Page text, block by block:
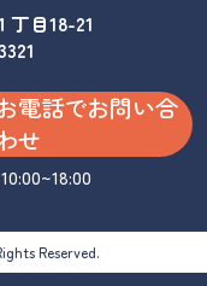
丁目18-21
電話でお問い合
せ
Reserved.